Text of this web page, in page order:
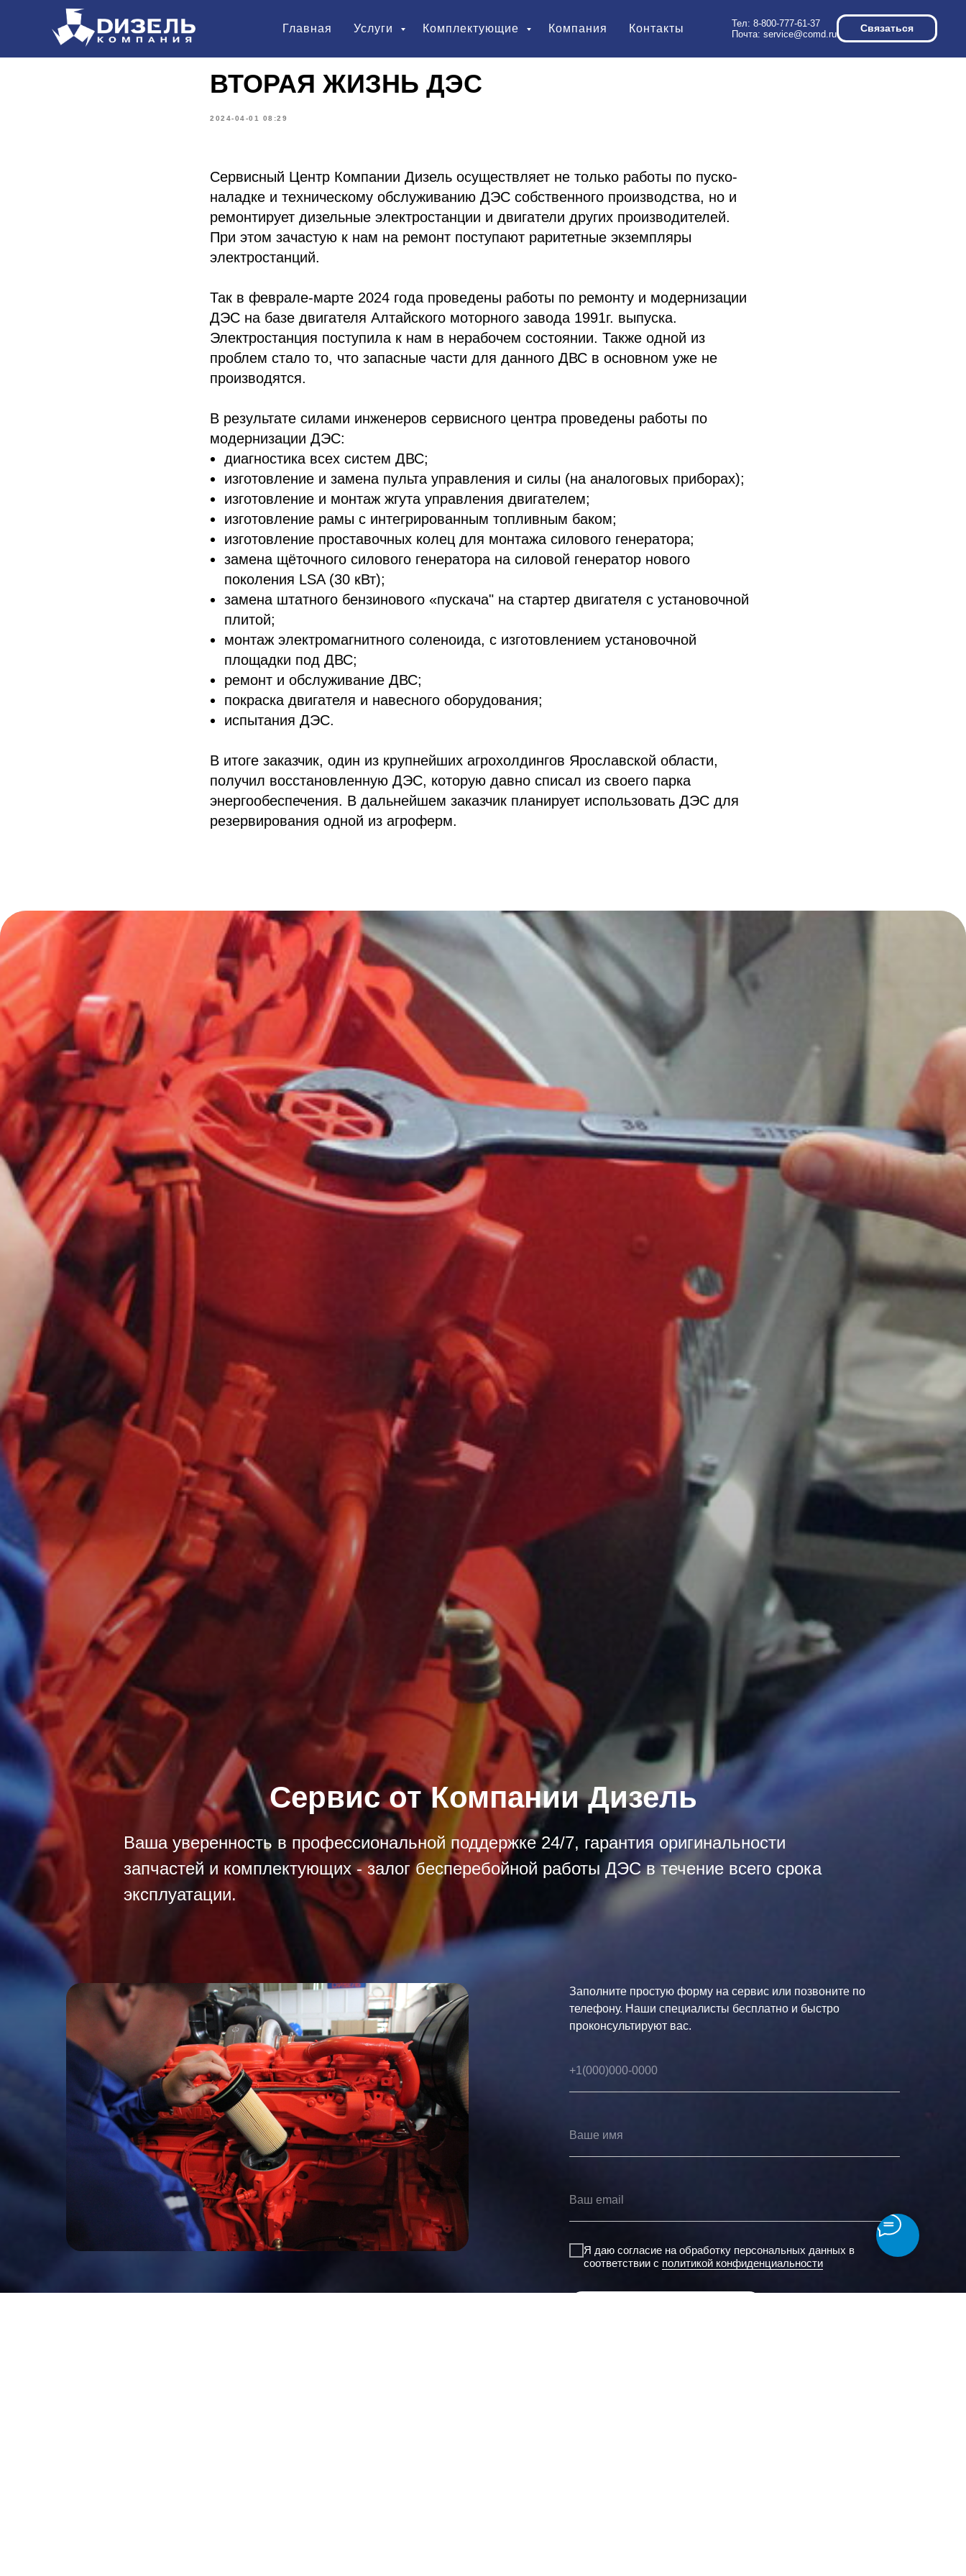
Главная Услуги Комплектующие Компания Контакты Тел: 8-800-777-61-37
Почта: service@comd.ru Связаться
ВТОРАЯ ЖИЗНЬ ДЭС
2024-04-01 08:29
Сервисный Центр Компании Дизель осуществляет не только работы по пуско-
наладке и техническому обслуживанию ДЭС собственного производства, но и
ремонтирует дизельные электростанции и двигатели других производителей.
При этом зачастую к нам на ремонт поступают раритетные экземпляры
электростанций.
Так в феврале-марте 2024 года проведены работы по ремонту и модернизации
ДЭС на базе двигателя Алтайского моторного завода 1991г. выпуска.
Электростанция поступила к нам в нерабочем состоянии. Также одной из
проблем стало то, что запасные части для данного ДВС в основном уже не
производятся.
В результате силами инженеров сервисного центра проведены работы по
модернизации ДЭС:
диагностика всех систем ДВС;
изготовление и замена пульта управления и силы (на аналоговых приборах);
изготовление и монтаж жгута управления двигателем;
изготовление рамы с интегрированным топливным баком;
изготовление проставочных колец для монтажа силового генератора;
замена щёточного силового генератора на силовой генератор нового
поколения LSA (30 кВт);
замена штатного бензинового «пускача" на стартер двигателя с установочной
плитой;
монтаж электромагнитного соленоида, с изготовлением установочной
площадки под ДВС;
ремонт и обслуживание ДВС;
покраска двигателя и навесного оборудования;
испытания ДЭС.
В итоге заказчик, один из крупнейших агрохолдингов Ярославской области,
получил восстановленную ДЭС, которую давно списал из своего парка
энергообеспечения. В дальнейшем заказчик планирует использовать ДЭС для
резервирования одной из агроферм.
Сервис от Компании Дизель
Ваша уверенность в профессиональной поддержке 24/7, гарантия оригинальности
запчастей и комплектующих - залог бесперебойной работы ДЭС в течение всего срока
эксплуатации.
Заполните простую форму на сервис или позвоните по
телефону. Наши специалисты бесплатно и быстро
проконсультируют вас.
Я даю согласие на обработку персональных данных в
соответствии с политикой конфиденциальности